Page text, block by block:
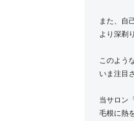
また、自
より深剃
このよう
いま注目
当サロン
毛根に熱